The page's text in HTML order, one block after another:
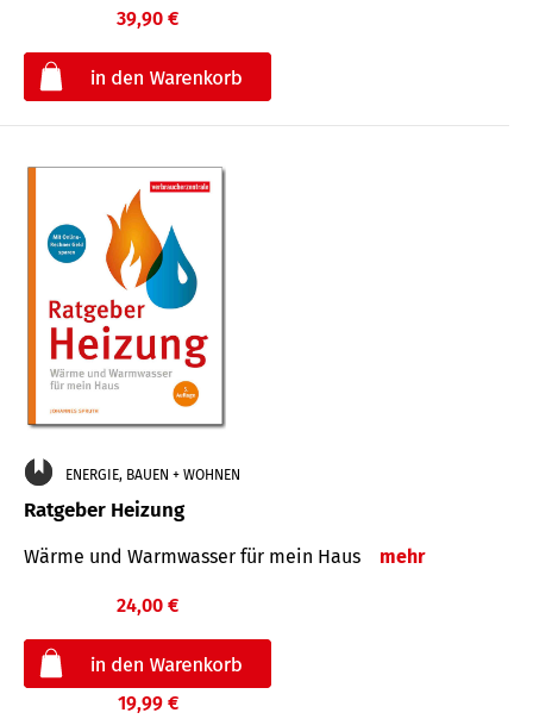
39,90 €
ENERGIE, BAUEN + WOHNEN
Ratgeber Heizung
Wärme und Warmwasser für mein Haus mehr
24,00 €
19,99 €